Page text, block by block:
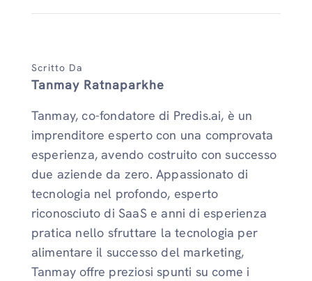
Scritto Da
Tanmay Ratnaparkhe
Tanmay, co-fondatore di Predis.ai, è un
imprenditore esperto con una comprovata
esperienza, avendo costruito con successo
due aziende da zero. Appassionato di
tecnologia nel profondo, esperto
riconosciuto di SaaS e anni di esperienza
pratica nello sfruttare la tecnologia per
alimentare il successo del marketing,
Tanmay offre preziosi spunti su come i